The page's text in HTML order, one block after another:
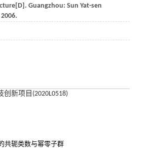
[D]. Guangzhou: Sun Yat-sen
2006.
新项目(2020L0518)